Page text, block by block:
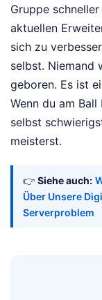
Gruppe
aktuellen
sich zu
selbst. Niemand
geboren. Es ist
Wenn du am
selbst
meisterst.
👉 Siehe auch:
Über Unsere
Serverproblem